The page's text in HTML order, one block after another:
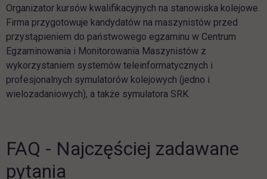
Organizator kursów kwalifikacyjnych na stanowiska kolejowe.
Firma przygotowuje kandydatów na maszynistów przed
przystąpieniem do państwowego egzaminu w Centrum
Egzaminowania i Monitorowania Maszynistów z
wykorzystaniem systemów teleinformatycznych i
profesjonalnych symulatorów kolejowych (jedno i
wielozadaniowych), a także symulatora SRK.
FAQ - Najczęściej zadawane
pytania